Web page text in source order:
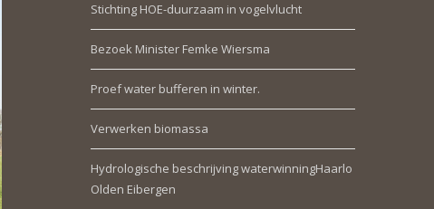
Stichting HOE-duurzaam in vogelvlucht
Bezoek Minister Femke Wiersma
Proef water bufferen in winter.
Verwerken biomassa
Hydrologische beschrijving waterwinningHaarlo
Olden Eibergen